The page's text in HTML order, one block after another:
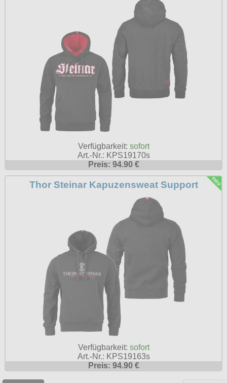
Verfügbarkeit: sofort
Art.-Nr.: KPS19170s
Preis: 94.90 €
Thor Steinar Kapuzensweat Support
Verfügbarkeit: sofort
Art.-Nr.: KPS19163s
Preis: 94.90 €